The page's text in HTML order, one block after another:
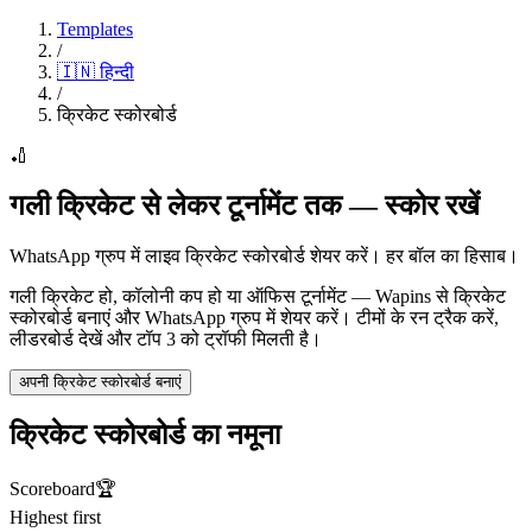
Templates
/
🇮🇳 हिन्दी
/
क्रिकेट स्कोरबोर्ड
🏏
गली क्रिकेट से लेकर टूर्नामेंट तक — स्कोर रखें
WhatsApp ग्रुप में लाइव क्रिकेट स्कोरबोर्ड शेयर करें। हर बॉल का हिसाब।
गली क्रिकेट हो, कॉलोनी कप हो या ऑफिस टूर्नामेंट — Wapins से क्रिकेट
स्कोरबोर्ड बनाएं और WhatsApp ग्रुप में शेयर करें। टीमों के रन ट्रैक करें,
लीडरबोर्ड देखें और टॉप 3 को ट्रॉफी मिलती है।
अपनी क्रिकेट स्कोरबोर्ड बनाएं
क्रिकेट स्कोरबोर्ड का नमूना
Scoreboard🏆
Highest first